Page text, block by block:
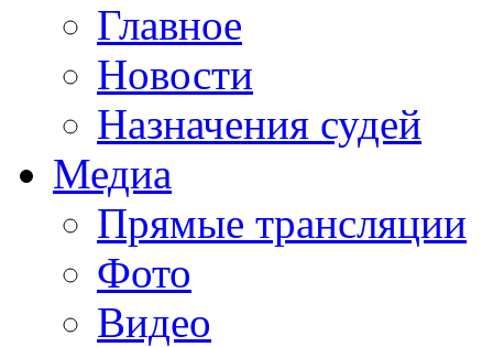
Главное
Новости
Назначения судей
Медиа
Прямые трансляции
Фото
Видео